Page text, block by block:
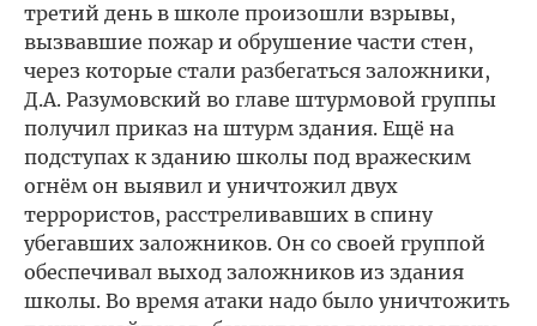
третий день в школе произошли взрывы,
вызвавшие пожар и обрушение части стен,
через которые стали разбегаться заложники,
Д.А. Разумовский во главе штурмовой группы
получил приказ на штурм здания. Ещё на
подступах к зданию школы под вражеским
огнём он выявил и уничтожил двух
террористов, расстреливавших в спину
убегавших заложников. Он со своей группой
обеспечивал выход заложников из здания
школы. Во время атаки надо было уничтожить